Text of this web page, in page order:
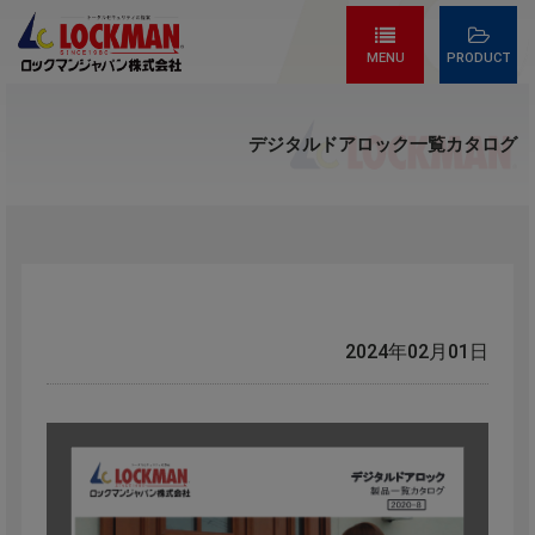
MENU PRODUCT
デジタルドアロック一覧カタログ
2024年02月01日